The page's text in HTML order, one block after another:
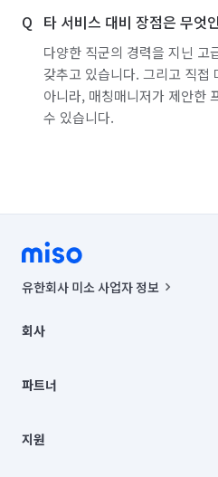
타 서비스 대비 장점은 무엇
다양한 직군의 경력을 지닌 고
갖추고 있습니다. 그리고 직접
아니라, 매칭매니저가 제안한
수 있습니다.
유한회사 미소 사업자 정보
00019 |
주소 | 본사: 서울특별시 종로구 율곡로
컨택센터 : 서울특별시 종로구 수송동
상품, 상품정보, 거래에 관한 의무와 책
언론 보도 관련 문의:
회사
채용
파트너
이사
지원